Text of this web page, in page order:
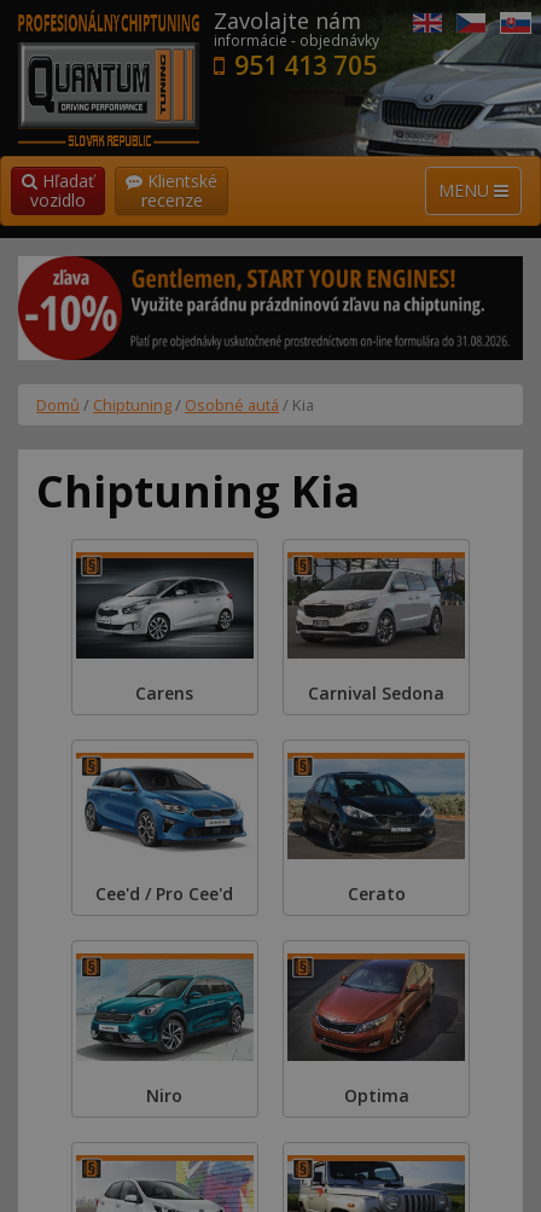
Zavolajte nám
informácie - objednávky
951 413 705
MENU
Hľadať
vozidlo
Klientské
recenze
Domů / Chiptuning/ Osobné autá / Kia
Chiptuning Kia
Carens Carnival Sedona
Cee'd / Pro Cee'd Cerato
Niro Optima